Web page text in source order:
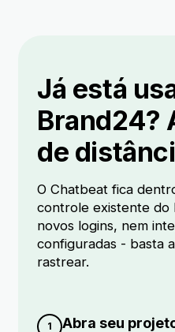
Já está
Brand24?
de
O Chatbeat fica
controle existente do
novos logins, nem
configuradas - basta
rastrear.
Abra seu